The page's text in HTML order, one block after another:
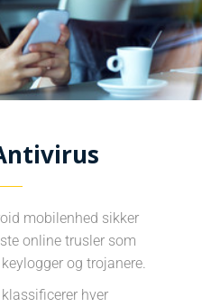
mobilenhed sikker
online trusler som
og trojanere.
hver